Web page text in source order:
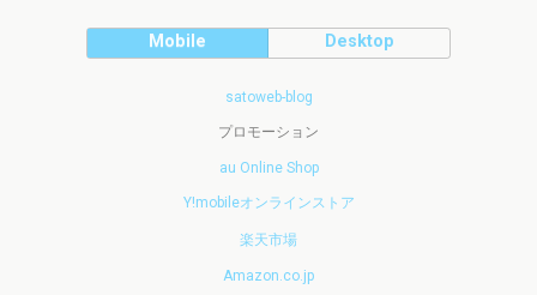
Mobile Desktop
satoweb-blog
プロモーション
au Online Shop
Y!mobileオンラインストア
楽天市場
Amazon.co.jp